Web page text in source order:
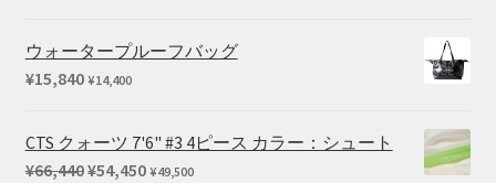
ウォータープルーフバッグ
¥15,840 ¥14,400
CTS クォーツ 7'6" #3 4ピース カラー：シュート
¥66,440元
¥54,450現
¥49,500